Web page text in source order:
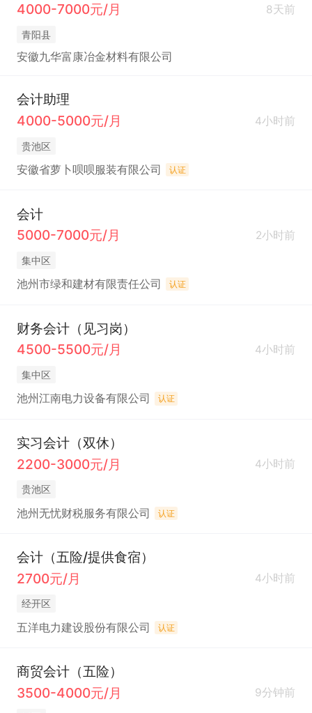
4000-7000元/月
8天前
青阳县
安徽九华富康冶金材料有限公司
会计助理
4000-5000元/月
4小时前
贵池区
安徽省萝卜呗呗服装有限公司 认证
会计
5000-7000元/月
2小时前
集中区
池州市绿和建材有限责任公司 认证
财务会计（见习岗）
4500-5500元/月
4小时前
集中区
池州江南电力设备有限公司 认证
实习会计（双休）
2200-3000元/月
4小时前
贵池区
池州无忧财税服务有限公司 认证
会计（五险/提供食宿）
2700元/月
4小时前
经开区
五洋电力建设股份有限公司 认证
商贸会计（五险）
3500-4000元/月
9分钟前